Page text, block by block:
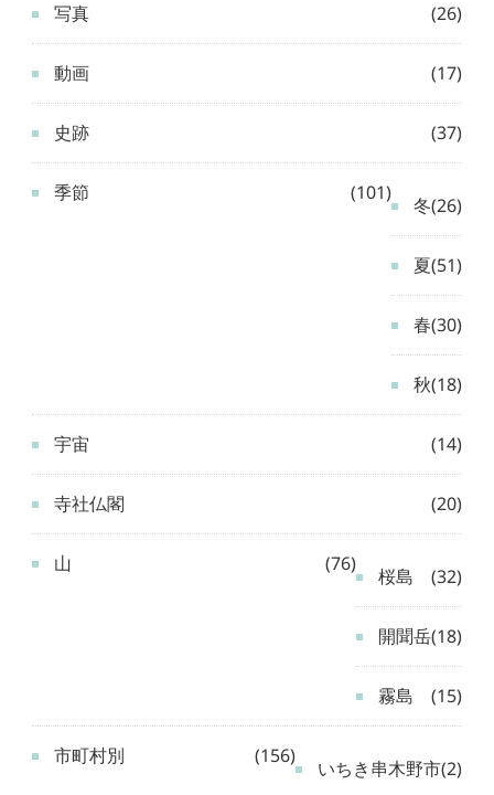
写真 (26)
動画 (17)
史跡 (37)
季節 (101)
冬(26)
夏(51)
春(30)
秋(18)
宇宙 (14)
寺社仏閣 (20)
山 (76)
桜島 (32)
開聞岳(18)
霧島 (15)
市町村別 (156)
いちき串木野市(2)